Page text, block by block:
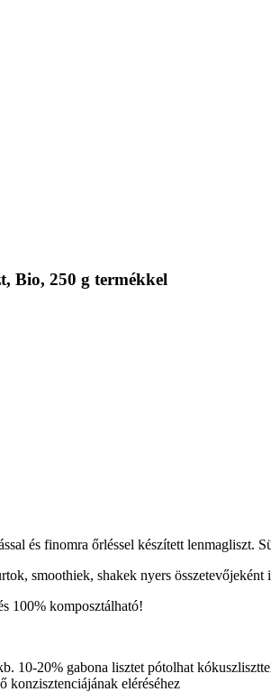
Bio, 250 g termékkel
és finomra őrléssel készített lenmagliszt.
smoothiek, shakek nyers összetevőjeként
100% komposztálható!
10-20% gabona lisztet pótolhat
konzisztenciájának eléréséhez